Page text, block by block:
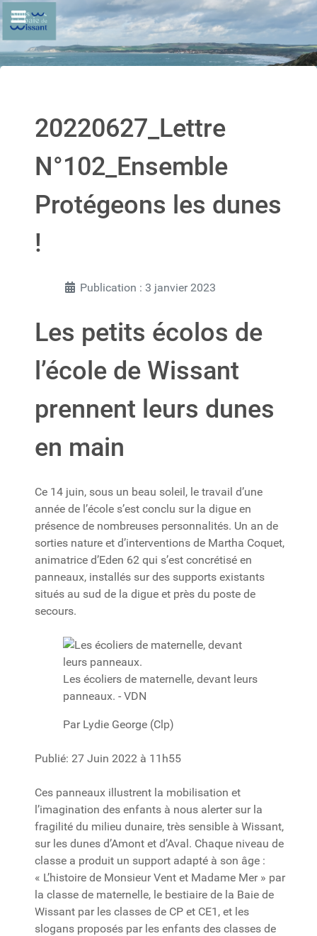
20220627_Lettre
N°102_Ensemble
Protégeons les dunes
!
Publication : 3 janvier 2023
Les petits écolos de
l’école de Wissant
prennent leurs dunes
en main
Ce 14 juin, sous un beau soleil, le travail d’une
année de l’école s’est conclu sur la digue en
présence de nombreuses personnalités. Un an de
sorties nature et d’interventions de Martha Coquet,
animatrice d’Eden 62 qui s’est concrétisé en
panneaux, installés sur des supports existants
situés au sud de la digue et près du poste de
secours.
Les écoliers de maternelle, devant leurs
panneaux. - VDN
Par Lydie George (Clp)
Publié: 27 Juin 2022 à 11h55
Ces panneaux illustrent la mobilisation et
l’imagination des enfants à nous alerter sur la
fragilité du milieu dunaire, très sensible à Wissant,
sur les dunes d’Amont et d’Aval. Chaque niveau de
classe a produit un support adapté à son âge :
« L’histoire de Monsieur Vent et Madame Mer » par
la classe de maternelle, le bestiaire de la Baie de
Wissant par les classes de CP et CE1, et les
slogans proposés par les enfants des classes de